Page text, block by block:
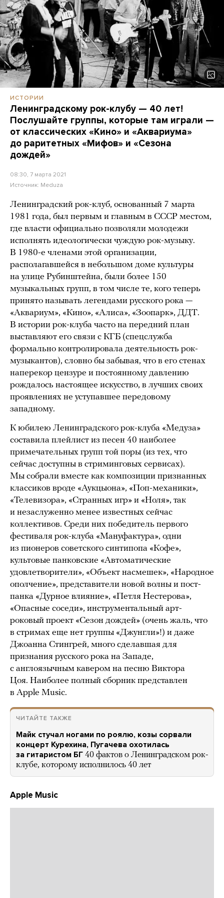
ИСТОРИИ
Ленинградскому рок-клубу — 40 лет!
Послушайте группы, которые там играли —
от классических «Кино» и «Аквариума»
до раритетных «Мифов» и «Сезона
дождей»
08:30, 7 марта 2021
Источник: Meduza
Ленинградский рок-клуб, основанный 7 марта
1981 года, был первым и главным в СССР местом,
где власти официально позволяли молодежи
исполнять идеологически чуждую рок-музыку.
В 1980-е членами этой организации,
располагавшейся в небольшом доме культуры
на улице Рубинштейна, были более 150
музыкальных групп, в том числе те, кого теперь
принято называть легендами русского рока —
«Аквариум», «Кино», «Алиса», «Зоопарк», ДДТ.
В истории рок-клуба часто на передний план
выставляют его связи с КГБ (спецслужба
формально контролировала деятельность рок-
музыкантов), словно бы забывая, что в его стенах
наперекор цензуре и постоянному давлению
рождалось настоящее искусство, в лучших своих
проявлениях не уступавшее передовому
западному.
К юбилею Ленинградского рок-клуба «Медуза»
составила плейлист из песен 40 наиболее
примечательных групп той поры (из тех, что
сейчас доступны в стриминговых сервисах).
Мы собрали вместе как композиции признанных
классиков вроде «Аукцыона», «Поп-механики»,
«Телевизора», «Странных игр» и «Ноля», так
и незаслуженно менее известных сейчас
коллективов. Среди них победитель первого
фестиваля рок-клуба «Мануфактура», одни
из пионеров советского синтипопа «Кофе»,
культовые панковские «Автоматические
удовлетворители», «Объект насмешек», «Народное
ополчение», представители новой волны и пост-
панка «Дурное влияние», «Петля Нестерова»,
«Опасные соседи», инструментальный арт-
роковый проект «Сезон дождей» (очень жаль, что
в стримах еще нет группы «Джунгли»!) и даже
Джоанна Стингрей, много сделавшая для
признания русского рока на Западе,
с англоязычным кавером на песню Виктора
Цоя. Наиболее полный сборник представлен
в Apple Music.
ЧИТАЙТЕ ТАКЖЕ
Майк стучал ногами по роялю, козы сорвали
концерт Курехина, Пугачева охотилась
за гитаристом БГ 40 фактов о Ленинградском рок-
клубе, которому исполнилось 40 лет
Apple Music